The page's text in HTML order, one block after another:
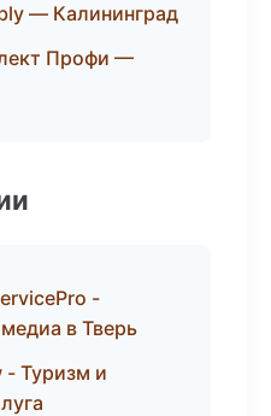
— Калининград
Профи —
-
в Тверь
- Туризм и